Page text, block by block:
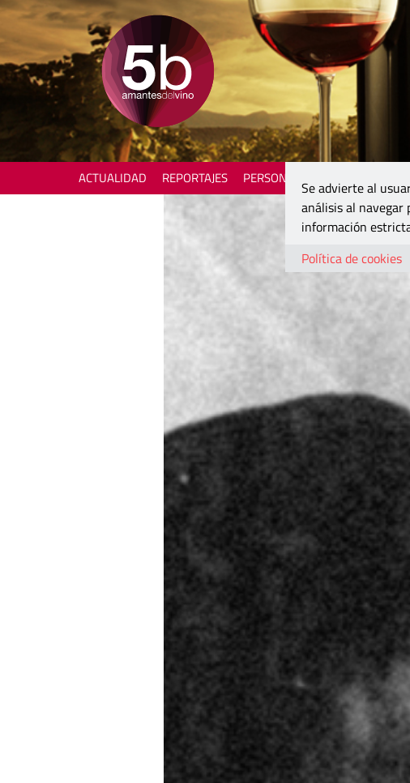
ACTUALIDAD REPORTAJES PERSONAJES
Se advierte al
análisis al navegar
información
Política de cookies